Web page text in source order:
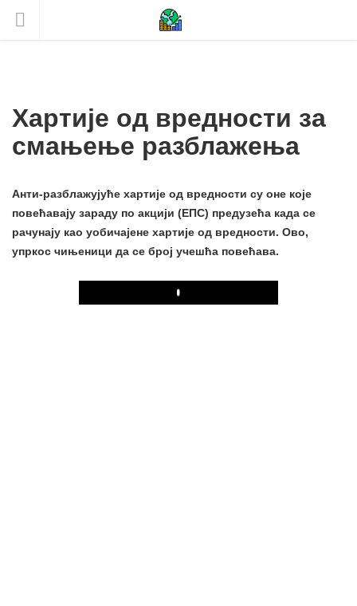
Хартије од вредности за
смањење разблажења
Анти-разблажујуће хартије од вредности су оне које
повећавају зараду по акцији (ЕПС) предузећа када се
рачунају као уобичајене хартије од вредности. Ово,
упркос чињеници да се број учешћа повећава.
Play